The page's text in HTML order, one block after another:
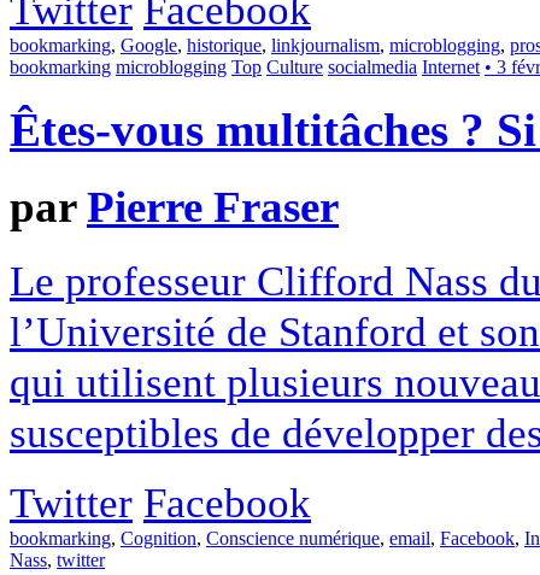
bookmarking, Google, historique, linkjournalism, microblogging,
bookmarking microblogging Top Culture socialmedia Internet • 3
Êtes-vous multitâches ?
parPierre Fraser
Le professeur Clifford Nass
l’Université de Stanford et
qui utilisent plusieurs
susceptibles de développer
Twitter Facebook
bookmarking, Cognition, Conscience numérique, email, Facebook,
Nass, twitter